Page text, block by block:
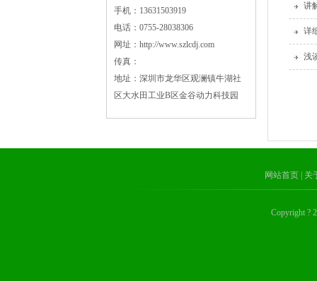
手机：13631503919
电话：0755-28038306
网址：http://www.szlcdj.com
传真：
地址：深圳市龙华区观澜镇牛湖社
区大水田工业B区金谷动力科技园
讲
详
浅
网站首页 |
Copyright ?